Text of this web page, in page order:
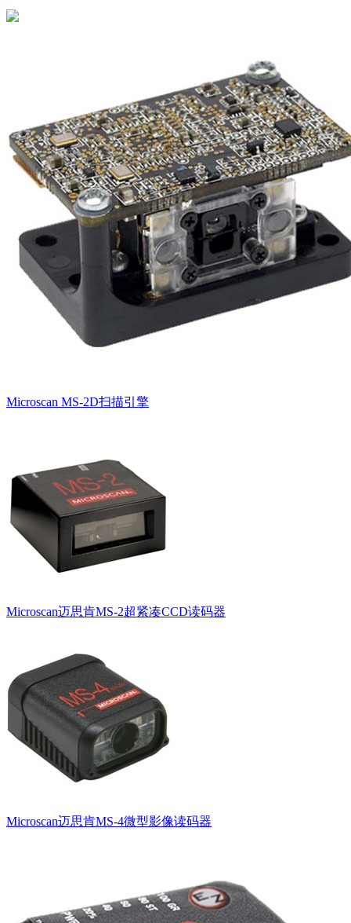
Microscan MS-2D扫描引擎
Microscan迈思肯MS-2超紧凑CCD读码器
Microscan迈思肯MS-4微型影像读码器